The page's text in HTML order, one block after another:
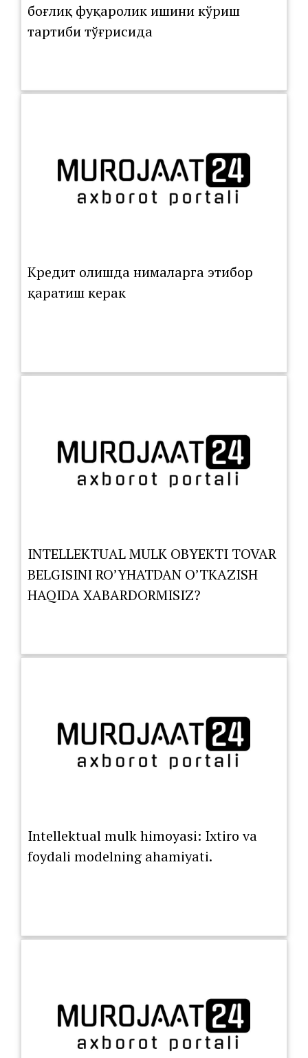
боғлиқ фуқаролик ишини кўриш
тартиби тўғрисида
Кредит олишда нималарга этибор
қаратиш керак
INTELLEKTUAL MULK OBYEKTI TOVAR
BELGISINI RO’YHATDAN O’TKAZISH
HAQIDA XABARDORMISIZ?
Intellektual mulk himoyasi: Ixtiro va
foydali modelning ahamiyati.